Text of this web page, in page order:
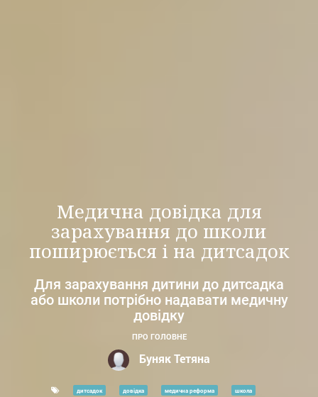
Медична довідка для
зарахування до школи
поширюється і на дитсадок
Для зарахування дитини до дитсадка
або школи потрібно надавати медичну
довідку
ПРО ГОЛОВНЕ
Буняк Тетяна
дитсадок довідка медична реформа школа